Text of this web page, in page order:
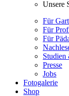
Unsere
Für
Für
Für
Studien
Presse
Jobs
Fotogalerie
Shop